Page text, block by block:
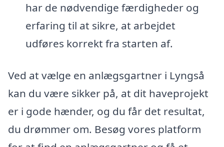
har de nødvendige færdigheder og
erfaring til at sikre, at arbejdet
udføres korrekt fra starten af.
Ved at vælge en anlægsgartner i Lyngså
kan du være sikker på, at dit haveprojekt
er i gode hænder, og du får det resultat,
du drømmer om. Besøg vores platform